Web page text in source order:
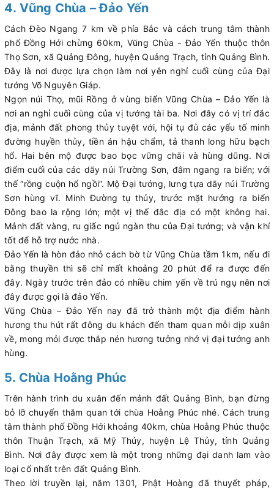
4. Vũng Chùa – Đảo Yến
Cách Đèo Ngang 7 km về phía Bắc và cách trung tâm thành
phố Đồng Hới chừng 60km, Vũng Chùa - Đảo Yến thuộc thôn
Thọ Sơn, xã Quảng Đông, huyện Quảng Trạch, tỉnh Quảng Bình.
Đây là nơi được lựa chọn làm nơi yên nghỉ cuối cùng của Đại
tướng Võ Nguyên Giáp.
Ngọn núi Thọ, mũi Rồng ở vùng biển Vũng Chùa – Đảo Yến là
nơi an nghỉ cuối cùng của vị tướng tài ba. Nơi đây có vị trí đắc
địa, mảnh đất phong thủy tuyệt với, hội tụ đủ các yếu tố minh
đường huyền thủy, tiền án hậu chẩm, tả thanh long hữu bạch
hổ. Hai bên mộ được bao bọc vững chãi và hùng dũng. Nơi
điểm cuối của các dãy núi Trường Sơn, đâm ngang ra biển; với
thế “rồng cuộn hổ ngồi”. Mộ Đại tướng, lưng tựa dãy núi Trường
Sơn hùng vĩ. Minh Đường tụ thủy, trước mặt hướng ra biển
Đông bao la rộng lớn; một vị thế đắc địa có một không hai.
Mảnh đất vàng, ru giấc ngủ ngàn thu của Đại tướng; và vận khí
tốt để hỗ trợ nước nhà.
Đảo Yến là hòn đảo nhỏ cách bờ từ Vũng Chùa tầm 1km, nếu đi
bằng thuyền thì sẽ chỉ mất khoảng 20 phút để ra được đến
đây. Ngày trước trên đảo có nhiều chim yến về trú ngụ nên nơi
đây được gọi là đảo Yến.
Vũng Chùa – Đảo Yến nay đã trở thành một địa điểm hành
hương thu hút rất đông du khách đến tham quan mỗi dịp xuân
về, mong mỏi được thắp nén hương tưởng nhớ vị đại tướng anh
hùng.
5. Chùa Hoằng Phúc
Trên hành trình du xuân đến mảnh đất Quảng Bình, bạn đừng
bỏ lỡ chuyến thăm quan tới chùa Hoằng Phúc nhé. Cách trung
tâm thành phố Đồng Hới khoảng 40km, chùa Hoằng Phúc thuộc
thôn Thuận Trạch, xã Mỹ Thủy, huyện Lệ Thủy, tỉnh Quảng
Bình. Nơi đây được xem là một trong những đại danh lam vào
loại cổ nhất trên đất Quảng Bình.
Theo lời truyền lại, năm 1301, Phật Hoàng đã thuyết pháp,